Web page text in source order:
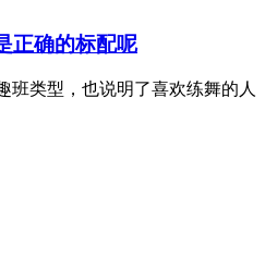
正确的标配呢
班类型，也说明了喜欢练舞的人